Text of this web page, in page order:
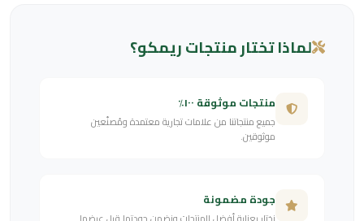
لماذا تختار منتجات ريمكو؟
منتجات موثوقة ١٠٠٪
جميع منتجاتنا من علامات تجارية معتمدة ومُصنّعين
موثوقين.
جودة مضمونة